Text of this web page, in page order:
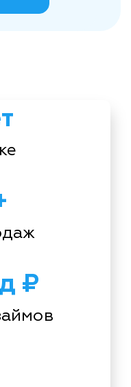
₽